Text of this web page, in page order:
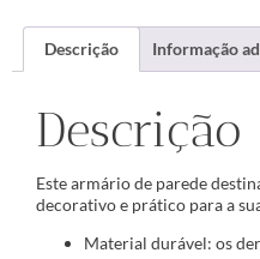
Descrição Informação
Descrição
Este armário de parede
decorativo e prático para a
Material durável: os